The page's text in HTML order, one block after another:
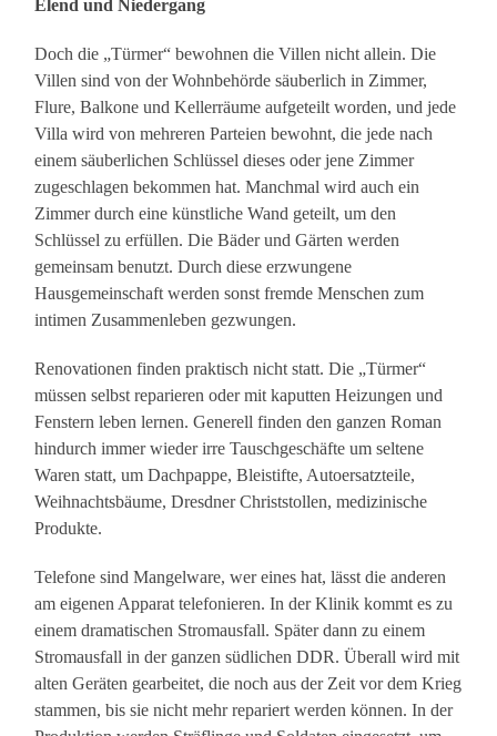
Elend und Niedergang
Doch die „Türmer“ bewohnen die Villen nicht allein. Die
Villen sind von der Wohnbehörde säuberlich in Zimmer,
Flure, Balkone und Kellerräume aufgeteilt worden, und jede
Villa wird von mehreren Parteien bewohnt, die jede nach
einem säuberlichen Schlüssel dieses oder jene Zimmer
zugeschlagen bekommen hat. Manchmal wird auch ein
Zimmer durch eine künstliche Wand geteilt, um den
Schlüssel zu erfüllen. Die Bäder und Gärten werden
gemeinsam benutzt. Durch diese erzwungene
Hausgemeinschaft werden sonst fremde Menschen zum
intimen Zusammenleben gezwungen.
Renovationen finden praktisch nicht statt. Die „Türmer“
müssen selbst reparieren oder mit kaputten Heizungen und
Fenstern leben lernen. Generell finden den ganzen Roman
hindurch immer wieder irre Tauschgeschäfte um seltene
Waren statt, um Dachpappe, Bleistifte, Autoersatzteile,
Weihnachtsbäume, Dresdner Christstollen, medizinische
Produkte.
Telefone sind Mangelware, wer eines hat, lässt die anderen
am eigenen Apparat telefonieren. In der Klinik kommt es zu
einem dramatischen Stromausfall. Später dann zu einem
Stromausfall in der ganzen südlichen DDR. Überall wird mit
alten Geräten gearbeitet, die noch aus der Zeit vor dem Krieg
stammen, bis sie nicht mehr repariert werden können. In der